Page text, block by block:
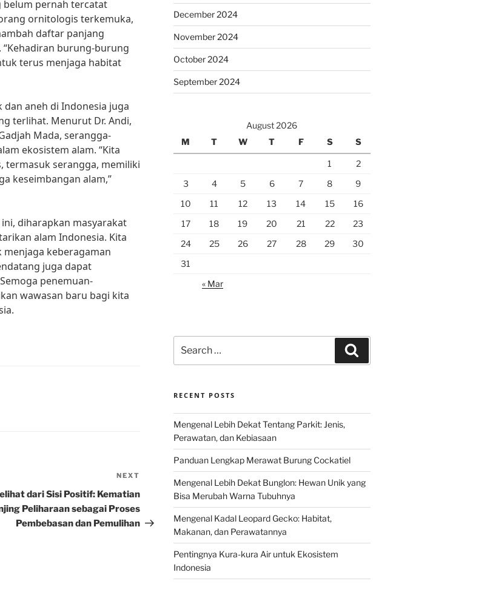
belum pernah tercatat
ornitologis terkemuka,
daftar panjang
burung-burung
terus menjaga habitat
aneh di Indonesia juga
terlihat. Menurut Dr. Andi,
Mada, serangga-
ekosistem alam. “Kita
termasuk serangga, memiliki
keseimbangan alam,”
diharapkan masyarakat
alam Indonesia. Kita
keberagaman
juga dapat
penemuan-
wawasan baru bagi kita
Post
NEXT
dari Sisi Positif: Kematian
Peliharaan sebagai Proses
Pembebasan dan Pemulihan
December 2024
November 2024
October 2024
September 2024
August 2026
M
T W T F S S
1
2
3
4 5 6 7 8
9
10
11 12 13 14 15
16
17
18 19 20 21 22
23
24
25 26 27 28 29
30
31
« Mar
for:
RECENT POSTS
Mengenal Lebih Dekat Tentang Parkit: Jenis,
Perawatan, dan Kebiasaan
Panduan Lengkap Merawat Burung Cockatiel
Mengenal Lebih Dekat Bunglon: Hewan Unik yang
Bisa Merubah Warna Tubuhnya
Mengenal Kadal Leopard Gecko: Habitat,
Makanan, dan Perawatannya
Pentingnya Kura-kura Air untuk Ekosistem
Indonesia